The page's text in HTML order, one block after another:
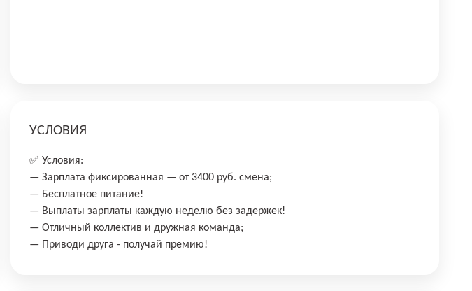
УСЛОВИЯ
✅ Условия:
— Зарплата фиксированная — от 3400 руб. смена;
— Бесплатное питание!
— Выплаты зарплаты каждую неделю без задержек!
— Отличный коллектив и дружная команда;
— Приводи друга - получай премию!